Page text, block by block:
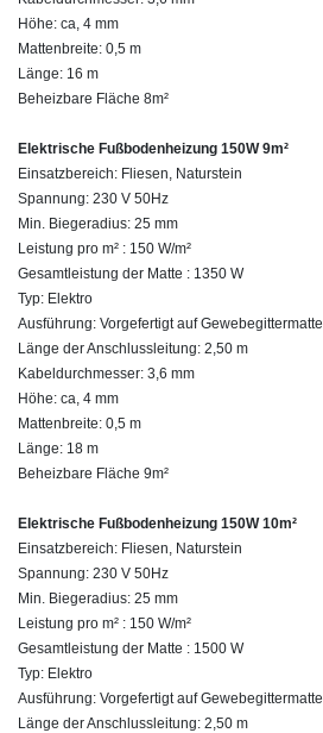
Höhe: ca, 4 mm
Mattenbreite: 0,5 m
Länge: 16 m
Beheizbare Fläche 8m²
Elektrische Fußbodenheizung 150W 9m²
Einsatzbereich: Fliesen, Naturstein
Spannung: 230 V 50Hz
Min. Biegeradius: 25 mm
Leistung pro m² : 150 W/m²
Gesamtleistung der Matte : 1350 W
Typ: Elektro
Ausführung: Vorgefertigt auf Gewebegittermatte
Länge der Anschlussleitung: 2,50 m
Kabeldurchmesser: 3,6 mm
Höhe: ca, 4 mm
Mattenbreite: 0,5 m
Länge: 18 m
Beheizbare Fläche 9m²
Elektrische Fußbodenheizung 150W 10m²
Einsatzbereich: Fliesen, Naturstein
Spannung: 230 V 50Hz
Min. Biegeradius: 25 mm
Leistung pro m² : 150 W/m²
Gesamtleistung der Matte : 1500 W
Typ: Elektro
Ausführung: Vorgefertigt auf Gewebegittermatte
Länge der Anschlussleitung: 2,50 m